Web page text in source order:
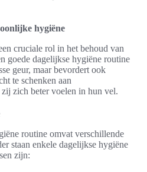
hygiëne
cruciale rol in het behoud van
goede dagelijkse hygiëne routine
geur, maar bevordert ook
te schenken aan
zich beter voelen in hun vel.
routine omvat verschillende
staan enkele dagelijkse hygiëne
zijn: